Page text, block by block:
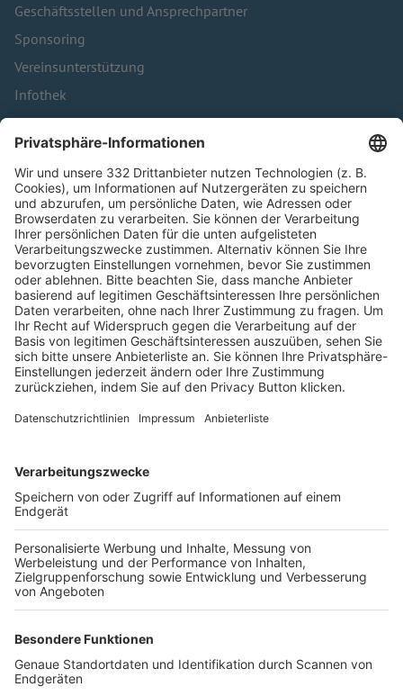
Geschäftsstellen und Ansprechpartner
Sponsoring
Vereinsunterstützung
Infothek
Kontakt
HÄUFIG BESUCHTE SEITEN
Pässe und Vereinswechsel
Trainerausbildung
Schulungsangebot Vereinsmitarbeiter
BFV-Geschäftsstellen
Trainerbörse
Login SpielPlus
FOLGE DEM BFV
TOP-VEREINE
TOP-PARTNER